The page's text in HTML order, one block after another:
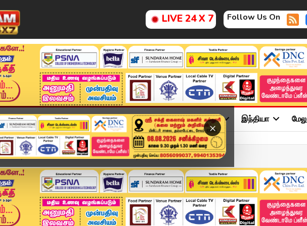
LIVE 24 X 7 Follow Us On
×
அண்மை தமிழ்நாடு சினிமா அரசியல் விளையாட்டு இந்தியா
Today Headlines - 22 June 2026 | 7 மணி தலைப்புச...